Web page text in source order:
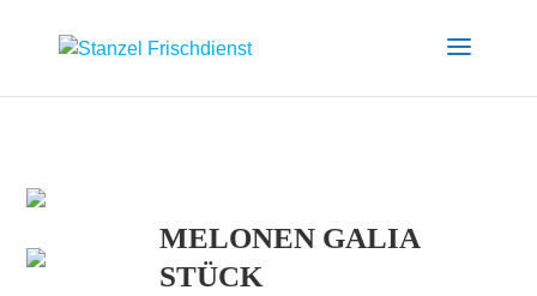
MELONEN GALIA
STÜCK